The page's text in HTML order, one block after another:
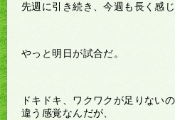
先週に引き続き、今週も長く感じ
やっと明日が試合だ。
ドキドキ、ワクワクが足りない
違う感覚なんだが、